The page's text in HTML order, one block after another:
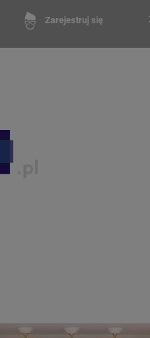
Zarejestruj się